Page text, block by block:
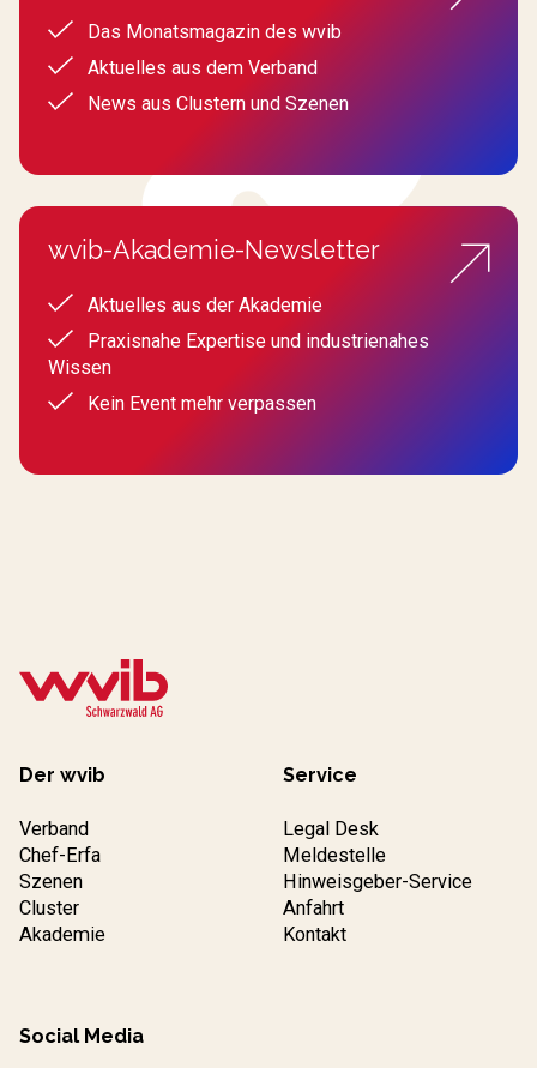
Das Monatsmagazin des wvib
Aktuelles aus dem Verband
News aus Clustern und Szenen
wvib-Akademie-Newsletter
Aktuelles aus der Akademie
Praxisnahe Expertise und industrienahes
Wissen
Kein Event mehr verpassen
Der wvib
Verband
Chef-Erfa
Szenen
Cluster
Akademie
Service
Legal Desk
Meldestelle
Hinweisgeber-Service
Anfahrt
Kontakt
Social Media